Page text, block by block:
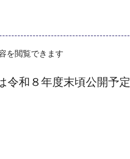
を閲覧できます
和８年度末頃公開予定